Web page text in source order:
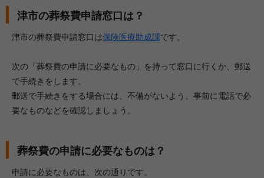
津市の葬祭費申請窓口は？
津市の葬祭費申請窓口は保険医療助成課です。
次の「葬祭費の申請に必要なもの」を持って窓口に行くか、郵送
で手続きをします。
郵送で手続きをする場合には、不備がないよう、事前に電話で必
要なものなどを確認しましょう。
葬祭費の申請に必要なものは？
申請に必要なものは、次の通りです。